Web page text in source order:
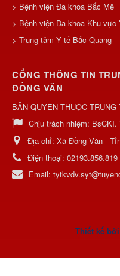
> Bệnh viện Đa khoa Bắc Mê
> Bệnh viện Đa khoa Khu vực
> Trung tâm Y tế Bắc Quang
CỔNG THÔNG TIN
ĐỒNG VĂN
BẢN QUYỀN THUỘC
Chịu trách nhiệm: BsCKI.
Địa chỉ: Xã Đồng Văn -
Điện thoại: 02193.856.819
Email:
Thiết kế